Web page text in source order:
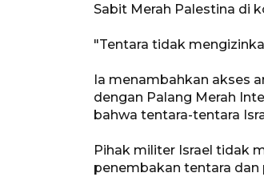
Sabit Merah Palestina di
"Tentara tidak
Ia menambahkan akses
dengan Palang Merah
bahwa tentara-tentara
Pihak militer Israel tidak
penembakan tentara